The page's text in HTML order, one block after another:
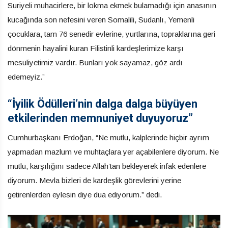
Suriyeli muhacirlere, bir lokma ekmek bulamadığı için anasının
kucağında son nefesini veren Somalili, Sudanlı, Yemenli
çocuklara, tam 76 senedir evlerine, yurtlarına, topraklarına geri
dönmenin hayalini kuran Filistinli kardeşlerimize karşı
mesuliyetimiz vardır. Bunları yok sayamaz, göz ardı
edemeyiz.”
“İyilik Ödülleri’nin dalga dalga büyüyen
etkilerinden memnuniyet duyuyoruz”
Cumhurbaşkanı Erdoğan, “Ne mutlu, kalplerinde hiçbir ayrım
yapmadan mazlum ve muhtaçlara yer açabilenlere diyorum. Ne
mutlu, karşılığını sadece Allah’tan bekleyerek infak edenlere
diyorum. Mevla bizleri de kardeşlik görevlerini yerine
getirenlerden eylesin diye dua ediyorum.” dedi.